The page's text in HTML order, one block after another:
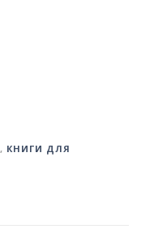
, КНИГИ ДЛЯ